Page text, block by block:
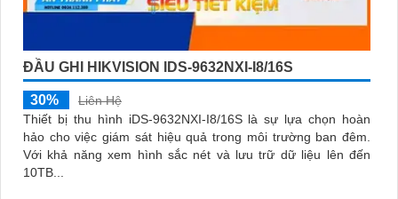
ĐẦU GHI HIKVISION IDS-9632NXI-I8/16S
30%
Liên Hệ
Thiết bị thu hình iDS-9632NXI-I8/16S là sự lựa chọn hoàn
hảo cho việc giám sát hiệu quả trong môi trường ban đêm.
Với khả năng xem hình sắc nét và lưu trữ dữ liệu lên đến
10TB...